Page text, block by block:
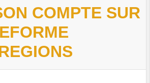
COMPTE SUR